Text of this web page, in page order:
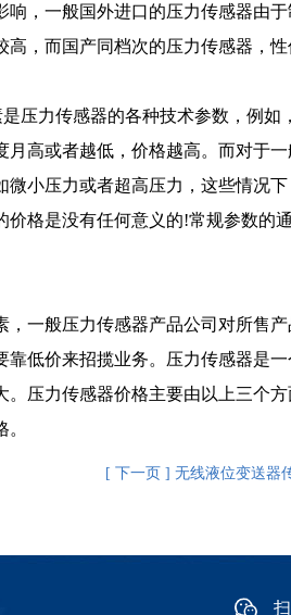
一般国外进口的压力传感器由于
，而国产同档次的压力传感器，性
力传感器的各种技术参数，例如
高或者越低，价格越高。而对于
小压力或者超高压力，这些情况
格是没有任何意义的!常规参数的
一般压力传感器产品公司对所售产
低价来招揽业务。压力传感器是
压力传感器价格主要由以上三个
[ 下一页 ] 无线液位变送器